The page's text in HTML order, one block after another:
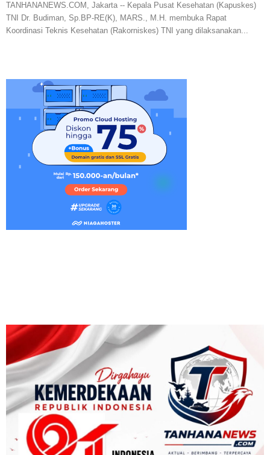
TANHANANEWS.COM, Jakarta -- Kepala Pusat Kesehatan (Kapuskes)
TNI Dr. Budiman, Sp.BP-RE(K), MARS., M.H. membuka Rapat
Koordinasi Teknis Kesehatan (Rakorniskes) TNI yang dilaksanakan...